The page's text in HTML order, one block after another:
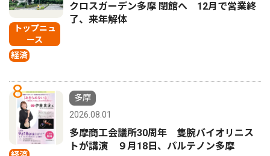
トップニュ
ース
経済
クロスガーデン多摩 閉館へ 12月で営業終
了、来年解体
8
多摩
2026.08.01
多摩商工会議所30周年 隻腕バイオリニス
トが講演 ９月18日、パルテノン多摩